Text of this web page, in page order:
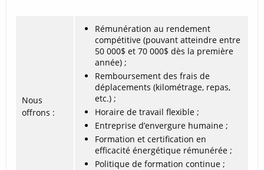
Nous
offrons :
Rémunération au rendement
compétitive (pouvant atteindre entre
50 000$ et 70 000$ dès la première
année) ;
Remboursement des frais de
déplacements (kilométrage, repas,
etc.) ;
Horaire de travail flexible ;
Entreprise d’envergure humaine ;
Formation et certification en
efficacité énergétique rémunérée ;
Politique de formation continue ;